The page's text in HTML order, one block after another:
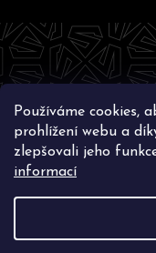
Používáme cookies,
prohlížení webu a
zlepšovali jeho
informací
p
a
t
Instagram